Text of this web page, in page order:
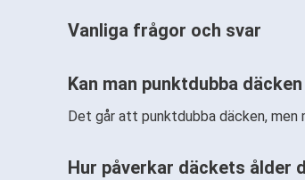
Vanliga frågor och svar
Kan man punktdubba
Det går att punktdubba däcken,
Hur påverkar däckets ålder